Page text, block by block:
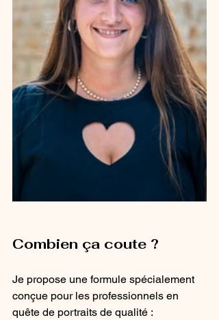
Combien ça coute ?
Je propose une formule spécialement
conçue pour les professionnels en
quête de portraits de qualité :